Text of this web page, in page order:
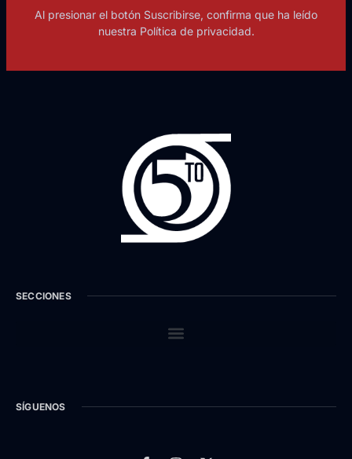
Al presionar el botón Suscribirse, confirma que ha leído
nuestra Política de privacidad.
SECCIONES
SÍGUENOS